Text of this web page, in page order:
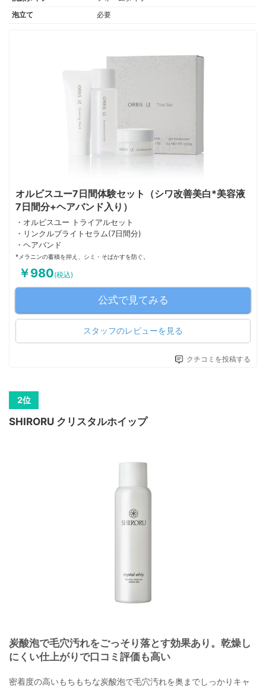
泡立て
必要
オルビスユー7日間体験セット（シワ改善美白*美容液
7日間分+ヘアバンド入り）
・オルビスユー トライアルセット
・リンクルブライトセラム(7日間分)
・ヘアバンド
*メラニンの蓄積を抑え、シミ・そばかすを防ぐ。
￥980(税込)
公式で見てみる
スタッフのレビューを見る
クチコミを投稿する
SHIRORU クリスタルホイップ
炭酸泡で毛穴汚れをごっそり落とす効果あり。乾燥し
にくい仕上がりで口コミ評価も高い
密着度の高いもちもちな炭酸泡で毛穴汚れを奥までしっかりキャ